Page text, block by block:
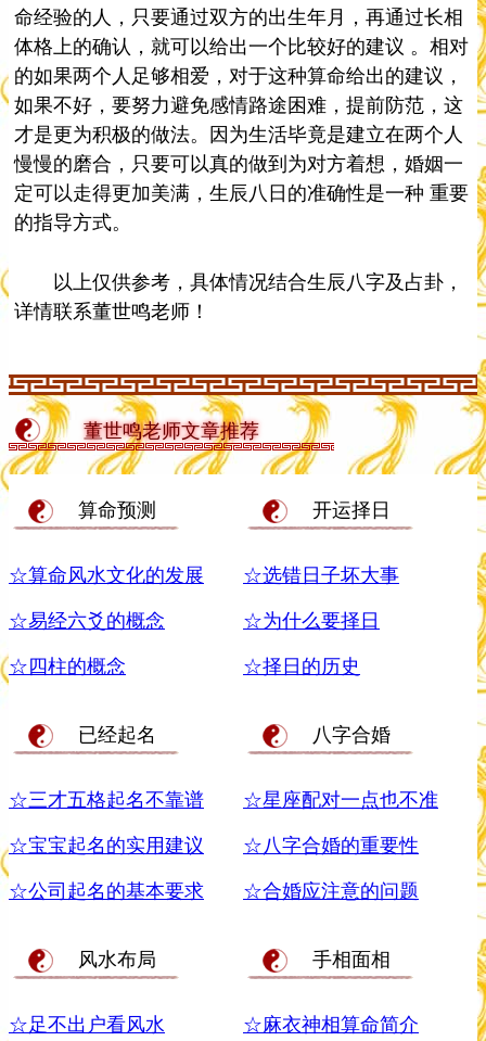
命经验的人，只要通过双方的出生年月，再通过长相
体格上的确认，就可以给出一个比较好的建议 。相对
的如果两个人足够相爱，对于这种算命给出的建议，
如果不好，要努力避免感情路途困难，提前防范，这
才是更为积极的做法。因为生活毕竟是建立在两个人
慢慢的磨合，只要可以真的做到为对方着想，婚姻一
定可以走得更加美满，生辰八日的准确性是一种 重要
的指导方式。
以上仅供参考，具体情况结合生辰八字及占卦，
详情联系董世鸣老师！
董世鸣老师文章推荐
算命预测
☆算命风水文化的发展
☆易经六爻的概念
☆四柱的概念
已经起名
☆三才五格起名不靠谱
☆宝宝起名的实用建议
☆公司起名的基本要求
风水布局
☆足不出户看风水
开运择日
☆选错日子坏大事
☆为什么要择日
☆择日的历史
八字合婚
☆星座配对一点也不准
☆八字合婚的重要性
☆合婚应注意的问题
手相面相
☆麻衣神相算命简介